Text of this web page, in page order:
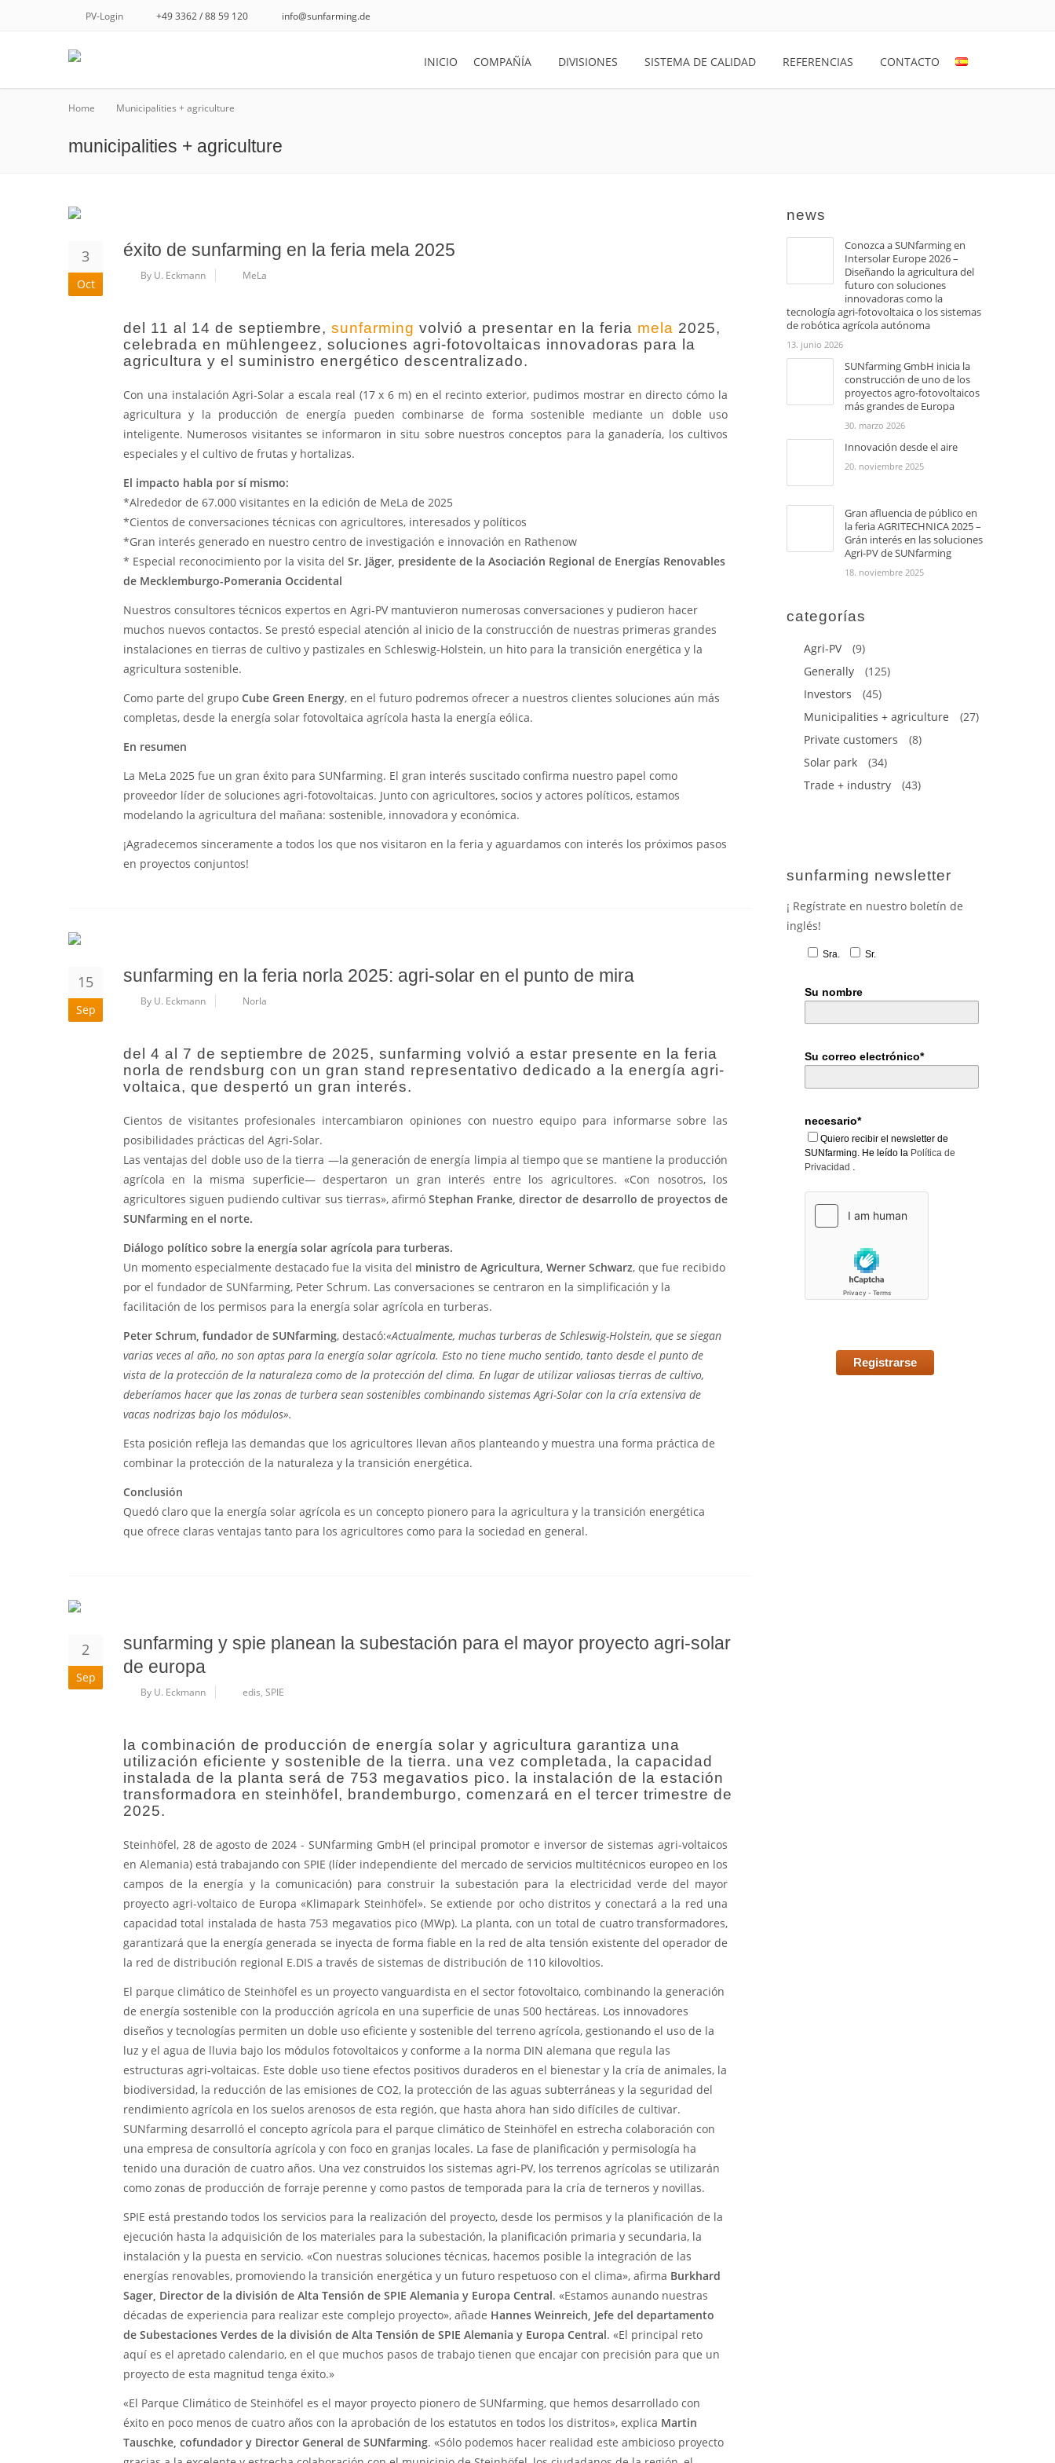
info@sunfarming.de
+49 3362 / 88 59 120
PV-Login
INICIO COMPAÑÍA DIVISIONES SISTEMA DE CALIDAD REFERENCIAS CONTACTO
Home Municipalities + agriculture
municipalities + agriculture
3
Oct
éxito de sunfarming en la feria mela 2025
By U. Eckmann MeLa
del 11 al 14 de septiembre, sunfarming volvió a presentar en la feria mela 2025,
celebrada en mühlengeez, soluciones agri-fotovoltaicas innovadoras para la
agricultura y el suministro energético descentralizado.
Con una instalación Agri-Solar a escala real (17 x 6 m) en el recinto exterior, pudimos mostrar en directo cómo la
agricultura y la producción de energía pueden combinarse de forma sostenible mediante un doble uso
inteligente. Numerosos visitantes se informaron in situ sobre nuestros conceptos para la ganadería, los cultivos
especiales y el cultivo de frutas y hortalizas.
El impacto habla por sí mismo:
*Alrededor de 67.000 visitantes en la edición de MeLa de 2025
*Cientos de conversaciones técnicas con agricultores, interesados y políticos
*Gran interés generado en nuestro centro de investigación e innovación en Rathenow
* Especial reconocimiento por la visita del Sr. Jäger, presidente de la Asociación Regional de Energías Renovables
de Mecklemburgo-Pomerania Occidental
Nuestros consultores técnicos expertos en Agri-PV mantuvieron numerosas conversaciones y pudieron hacer
muchos nuevos contactos. Se prestó especial atención al inicio de la construcción de nuestras primeras grandes
instalaciones en tierras de cultivo y pastizales en Schleswig-Holstein, un hito para la transición energética y la
agricultura sostenible.
Como parte del grupo Cube Green Energy, en el futuro podremos ofrecer a nuestros clientes soluciones aún más
completas, desde la energía solar fotovoltaica agrícola hasta la energía eólica.
En resumen
La MeLa 2025 fue un gran éxito para SUNfarming. El gran interés suscitado confirma nuestro papel como
proveedor líder de soluciones agri-fotovoltaicas. Junto con agricultores, socios y actores políticos, estamos
modelando la agricultura del mañana: sostenible, innovadora y económica.
¡Agradecemos sinceramente a todos los que nos visitaron en la feria y aguardamos con interés los próximos pasos
en proyectos conjuntos!
15
Sep
sunfarming en la feria norla 2025: agri-solar en el punto de mira
By U. Eckmann Norla
del 4 al 7 de septiembre de 2025, sunfarming volvió a estar presente en la feria
norla de rendsburg con un gran stand representativo dedicado a la energía agri-
voltaica, que despertó un gran interés.
Cientos de visitantes profesionales intercambiaron opiniones con nuestro equipo para informarse sobre las
posibilidades prácticas del Agri-Solar.
Las ventajas del doble uso de la tierra —la generación de energía limpia al tiempo que se mantiene la producción
agrícola en la misma superficie— despertaron un gran interés entre los agricultores. «Con nosotros, los
agricultores siguen pudiendo cultivar sus tierras», afirmó Stephan Franke, director de desarrollo de proyectos de
SUNfarming en el norte.
Diálogo político sobre la energía solar agrícola para turberas.
Un momento especialmente destacado fue la visita del ministro de Agricultura, Werner Schwarz, que fue recibido
por el fundador de SUNfarming, Peter Schrum. Las conversaciones se centraron en la simplificación y la
facilitación de los permisos para la energía solar agrícola en turberas.
Peter Schrum, fundador de SUNfarming, destacó:«Actualmente, muchas turberas de Schleswig-Holstein, que se siegan
varias veces al año, no son aptas para la energía solar agrícola. Esto no tiene mucho sentido, tanto desde el punto de
vista de la protección de la naturaleza como de la protección del clima. En lugar de utilizar valiosas tierras de cultivo,
deberíamos hacer que las zonas de turbera sean sostenibles combinando sistemas Agri-Solar con la cría extensiva de
vacas nodrizas bajo los módulos».
Esta posición refleja las demandas que los agricultores llevan años planteando y muestra una forma práctica de
combinar la protección de la naturaleza y la transición energética.
Conclusión
Quedó claro que la energía solar agrícola es un concepto pionero para la agricultura y la transición energética
que ofrece claras ventajas tanto para los agricultores como para la sociedad en general.
2
Sep
sunfarming y spie planean la subestación para el mayor proyecto agri-solar
de europa
By U. Eckmann edis, SPIE
la combinación de producción de energía solar y agricultura garantiza una
utilización eficiente y sostenible de la tierra. una vez completada, la capacidad
instalada de la planta será de 753 megavatios pico. la instalación de la estación
transformadora en steinhöfel, brandemburgo, comenzará en el tercer trimestre de
2025.
Steinhöfel, 28 de agosto de 2024 - SUNfarming GmbH (el principal promotor e inversor de sistemas agri-voltaicos
en Alemania) está trabajando con SPIE (líder independiente del mercado de servicios multitécnicos europeo en los
campos de la energía y la comunicación) para construir la subestación para la electricidad verde del mayor
proyecto agri-voltaico de Europa «Klimapark Steinhöfel». Se extiende por ocho distritos y conectará a la red una
capacidad total instalada de hasta 753 megavatios pico (MWp). La planta, con un total de cuatro transformadores,
garantizará que la energía generada se inyecta de forma fiable en la red de alta tensión existente del operador de
la red de distribución regional E.DIS a través de sistemas de distribución de 110 kilovoltios.
El parque climático de Steinhöfel es un proyecto vanguardista en el sector fotovoltaico, combinando la generación
de energía sostenible con la producción agrícola en una superficie de unas 500 hectáreas. Los innovadores
diseños y tecnologías permiten un doble uso eficiente y sostenible del terreno agrícola, gestionando el uso de la
luz y el agua de lluvia bajo los módulos fotovoltaicos y conforme a la norma DIN alemana que regula las
estructuras agri-voltaicas. Este doble uso tiene efectos positivos duraderos en el bienestar y la cría de animales, la
biodiversidad, la reducción de las emisiones de CO2, la protección de las aguas subterráneas y la seguridad del
rendimiento agrícola en los suelos arenosos de esta región, que hasta ahora han sido difíciles de cultivar.
SUNfarming desarrolló el concepto agrícola para el parque climático de Steinhöfel en estrecha colaboración con
una empresa de consultoría agrícola y con foco en granjas locales. La fase de planificación y permisología ha
tenido una duración de cuatro años. Una vez construidos los sistemas agri-PV, los terrenos agrícolas se utilizarán
como zonas de producción de forraje perenne y como pastos de temporada para la cría de terneros y novillas.
SPIE está prestando todos los servicios para la realización del proyecto, desde los permisos y la planificación de la
ejecución hasta la adquisición de los materiales para la subestación, la planificación primaria y secundaria, la
instalación y la puesta en servicio. «Con nuestras soluciones técnicas, hacemos posible la integración de las
energías renovables, promoviendo la transición energética y un futuro respetuoso con el clima», afirma Burkhard
Sager, Director de la división de Alta Tensión de SPIE Alemania y Europa Central. «Estamos aunando nuestras
décadas de experiencia para realizar este complejo proyecto», añade Hannes Weinreich, Jefe del departamento
de Subestaciones Verdes de la división de Alta Tensión de SPIE Alemania y Europa Central. «El principal reto
aquí es el apretado calendario, en el que muchos pasos de trabajo tienen que encajar con precisión para que un
proyecto de esta magnitud tenga éxito.»
«El Parque Climático de Steinhöfel es el mayor proyecto pionero de SUNfarming, que hemos desarrollado con
éxito en poco menos de cuatro años con la aprobación de los estatutos en todos los distritos», explica Martin
Tauschke, cofundador y Director General de SUNfarming. «Sólo podemos hacer realidad este ambicioso proyecto
news
Conozca a SUNfarming en
Intersolar Europe 2026 –
Diseñando la agricultura del
futuro con soluciones
innovadoras como la
tecnología agri-fotovoltaica o los sistemas
de robótica agrícola autónoma
13. junio 2026
SUNfarming GmbH inicia la
construcción de uno de los
proyectos agro-fotovoltaicos
más grandes de Europa
30. marzo 2026
Innovación desde el aire
20. noviembre 2025
Gran afluencia de público en
la feria AGRITECHNICA 2025 –
Grán interés en las soluciones
Agri-PV de SUNfarming
18. noviembre 2025
categorías
Agri-PV
(9)
Generally
(125)
Investors
(45)
Municipalities + agriculture
(27)
Private customers
(8)
Solar park
(34)
Trade + industry
(43)
sunfarming newsletter
¡ Regístrate en nuestro boletín de
inglés!
Sra. Sr.
Su nombre
Su correo electrónico*
necesario*
Quiero recibir el newsletter de
SUNfarming. He leído la Política de
Privacidad .
Registrarse